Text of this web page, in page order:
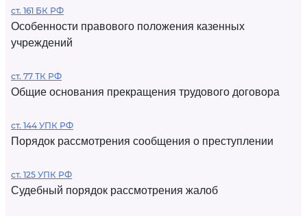
ст. 161 БК РФ
Особенности правового положения казенных
учреждений
ст. 77 ТК РФ
Общие основания прекращения трудового договора
ст. 144 УПК РФ
Порядок рассмотрения сообщения о преступлении
ст. 125 УПК РФ
Судебный порядок рассмотрения жалоб